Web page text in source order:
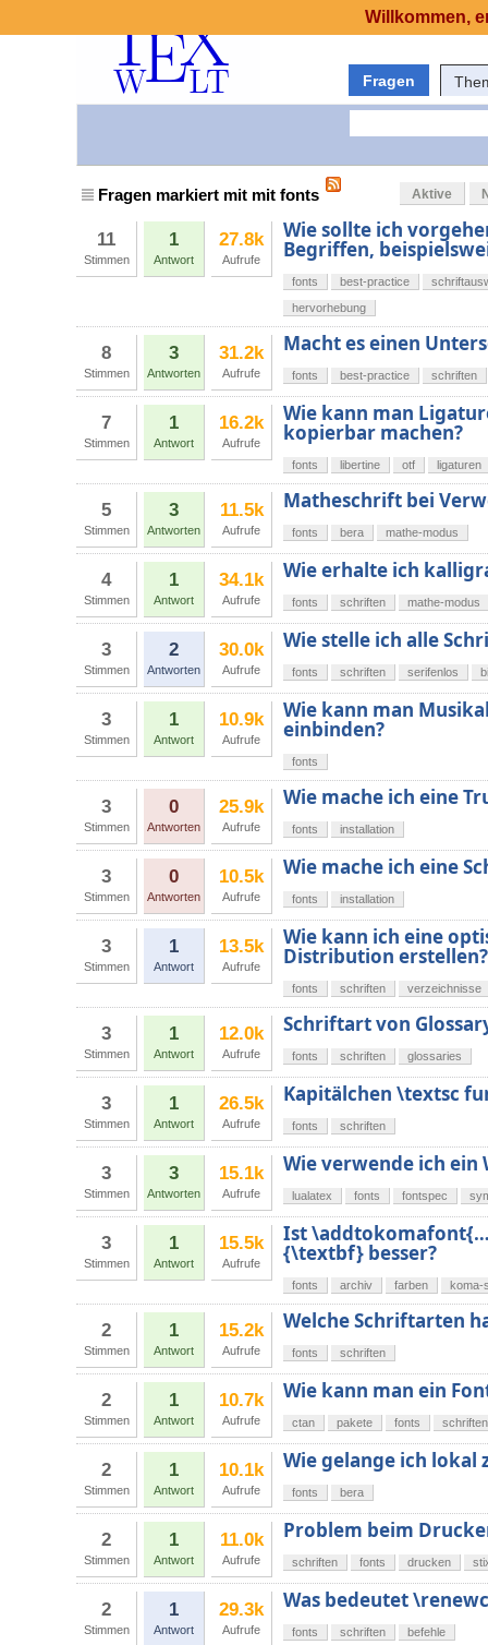
Fragen
Fragen markiert mit mit fonts Aktive
11
Stimmen
1
Antwort
27.8k
Aufrufe
Wie sollte ich
Begriffen,
fonts best-practice
hervorhebung
8
Stimmen
3
Antworten
31.2k
Aufrufe
Macht es einen
fonts best-practice schriften
7
Stimmen
1
Antwort
16.2k
Aufrufe
Wie kann man
kopierbar machen?
fonts libertine otf ligaturen
5
Stimmen
3
Antworten
11.5k
Aufrufe
Matheschrift bei
fonts bera mathe-modus
4
Stimmen
1
Antwort
34.1k
Aufrufe
Wie erhalte ich
fonts schriften mathe-modus
3
Stimmen
2
Antworten
30.0k
Aufrufe
Wie stelle ich alle
fonts schriften serifenlos
3
Stimmen
1
Antwort
10.9k
Aufrufe
Wie kann man
einbinden?
fonts
3
Stimmen
0
Antworten
25.9k
Aufrufe
Wie mache ich eine
fonts installation
3
Stimmen
0
Antworten
10.5k
Aufrufe
Wie mache ich eine
fonts installation
3
Stimmen
1
Antwort
13.5k
Aufrufe
Wie kann ich eine
Distribution erstellen?
fonts schriften verzeichnisse
3
Stimmen
1
Antwort
12.0k
Aufrufe
Schriftart von
fonts schriften glossaries
3
Stimmen
1
Antwort
26.5k
Aufrufe
Kapitälchen \textsc
fonts schriften
3
Stimmen
3
Antworten
15.1k
Aufrufe
Wie verwende ich ein
lualatex fonts fontspec
3
Stimmen
1
Antwort
15.5k
Aufrufe
Ist
{\textbf} besser?
fonts archiv farben koma-
2
Stimmen
1
Antwort
15.2k
Aufrufe
Welche Schriftarten
fonts schriften
2
Stimmen
1
Antwort
10.7k
Aufrufe
Wie kann man ein
ctan pakete fonts schriften
2
Stimmen
1
Antwort
10.1k
Aufrufe
Wie gelange ich lokal
fonts bera
2
Stimmen
1
Antwort
11.0k
Aufrufe
Problem beim
schriften fonts drucken
2
Stimmen
1
Antwort
29.3k
Aufrufe
Was bedeutet
fonts schriften befehle
Willkommen,